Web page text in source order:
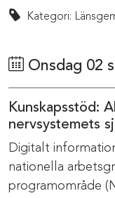
Kategori:
Onsdag 02
Kunskapsstöd:
nervsystemets
Digitalt
nationella
programområde